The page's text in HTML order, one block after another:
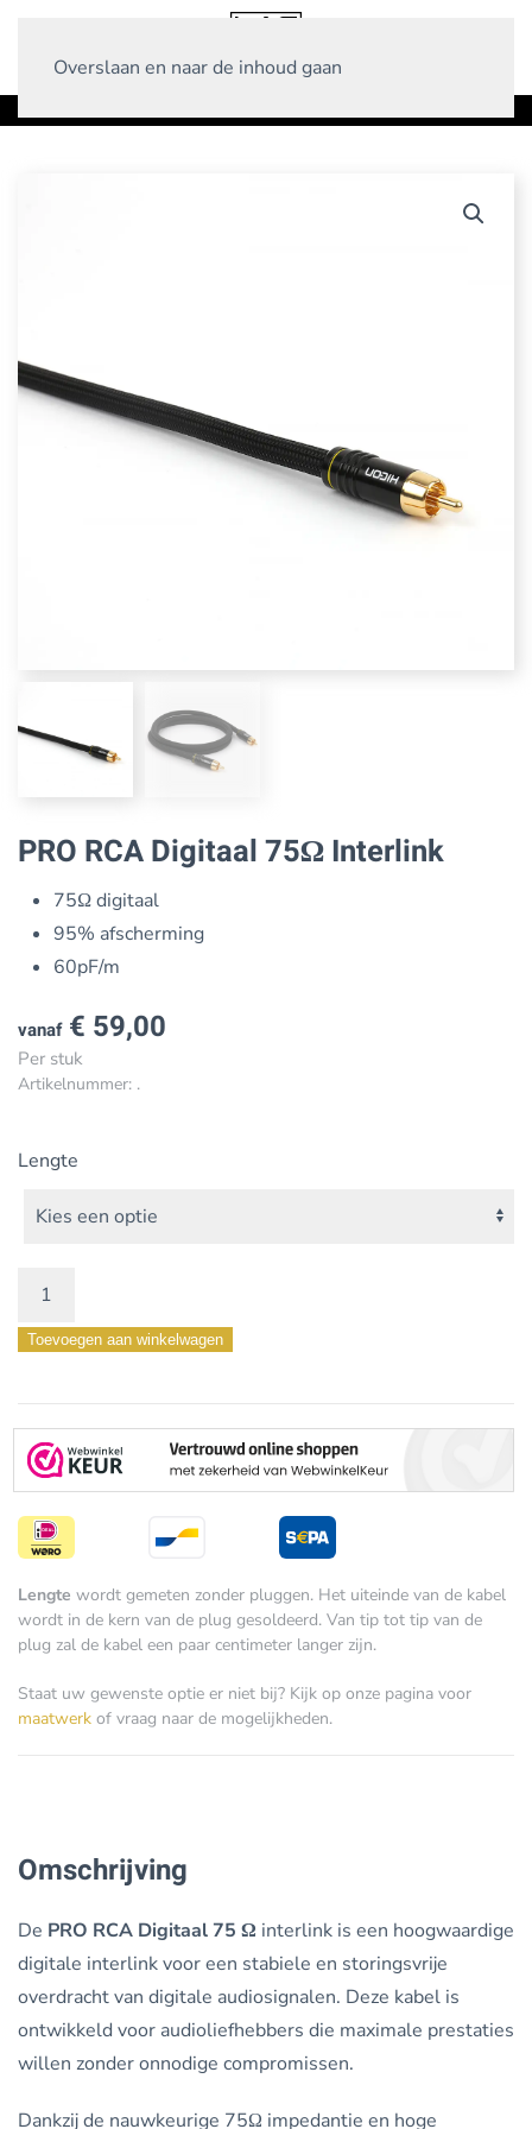
Overslaan en naar de inhoud gaan
PRO RCA Digitaal 75Ω Interlink
75Ω digitaal
95% afscherming
60pF/m
vanaf € 59,00
Per stuk
Artikelnummer: .
Lengte
PRO
Digitaal
aantal
Toevoegen aan winkelwagen
Lengte wordt gemeten zonder pluggen. Het uiteinde van de kabel
wordt in de kern van de plug gesoldeerd. Van tip tot tip van de
plug zal de kabel een paar centimeter langer zijn.
Staat uw gewenste optie er niet bij? Kijk op onze pagina voor
maatwerk of vraag naar de mogelijkheden.
Omschrijving
De PRO RCA Digitaal 75 Ω interlink is een hoogwaardige
digitale interlink voor een stabiele en storingsvrije
overdracht van digitale audiosignalen. Deze kabel is
ontwikkeld voor audioliefhebbers die maximale prestaties
willen zonder onnodige compromissen.
Dankzij de nauwkeurige 75Ω impedantie en hoge